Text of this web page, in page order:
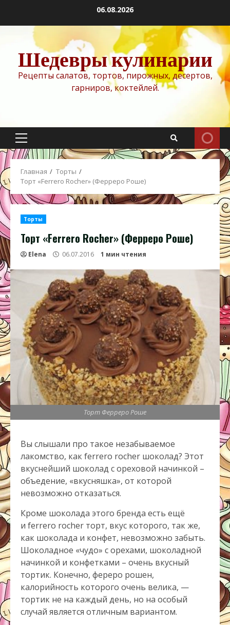
содержимому
06.08.2026
Шедевры кулинарии
Рецепты салатов, тортов, пирожных, десертов,
гарниров, коктейлей.
Основное
меню
Главная
Торты
Торт «Ferrero Rocher» (Ферреро Роше)
Торты
Торт «Ferrero Rocher» (Ферреро Роше)
Elena 06.07.2016 1 мин чтения
Торт Ферреро Роше
Вы слышали про такое незабываемое
лакомство, как ferrero rocher шоколад? Этот
вкуснейший шоколад с ореховой начинкой –
объедение, «вкусняшка», от которой
невозможно отказаться.
Кроме шоколада этого бренда есть ещё
и ferrero rocher торт, вкус которого, так же,
как шоколада и конфет, невозможно забыть.
Шоколадное «чудо» с орехами, шоколадной
начинкой и конфетками – очень вкусный
тортик. Конечно, фереро рошен,
калорийность которого очень велика, —
тортик не на каждый день, но на особый
случай является отличным вариантом.